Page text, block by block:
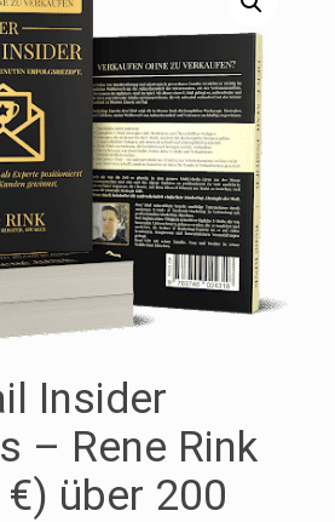
Insider
– Rene Rink
über 200